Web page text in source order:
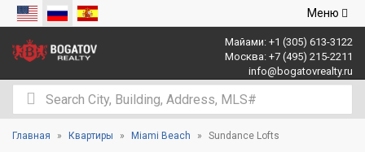
Открыть
Меню
Майами: +1 (305) 613-3122
Москва: +7 (495) 215-2211
info@bogatovrealty.ru
Главная Квартиры Miami Beach Sundance Lofts